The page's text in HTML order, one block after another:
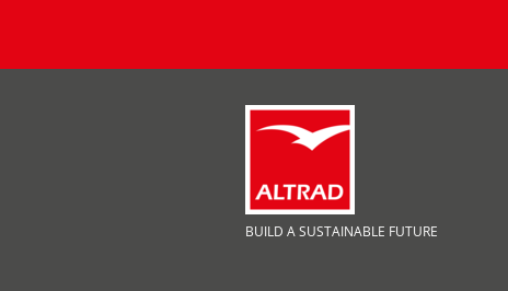
BUILD A SUSTAINABLE FUTURE